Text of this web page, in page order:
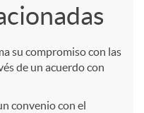
su compromiso con las
de un acuerdo con
convenio con el